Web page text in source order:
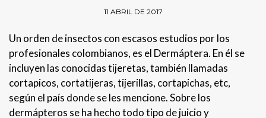
11 ABRIL DE 2017
Un orden de insectos con escasos estudios por los
profesionales colombianos, es el Dermáptera. En él se
incluyen las conocidas tijeretas, también llamadas
cortapicos, cortatijeras, tijerillas, cortapichas, etc,
según el país donde se les mencione. Sobre los
dermápteros se ha hecho todo tipo de juicio y